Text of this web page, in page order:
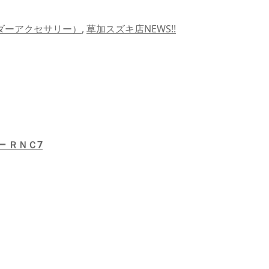
アクセサリー） , 草加スズキ店NEWS!!
ＲＮＣ7